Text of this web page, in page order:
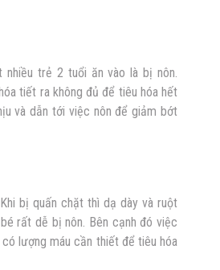
nhiềutrẻ 2 tuổi ăn vào là bị nôn.
tiết ra không đủ để tiêu hóa hết
và dẫn tới việc nôn để giảm bớt
bị quấn chặt thì dạ dày và ruột
rất dễ bị nôn. Bên cạnh đó việc
lượng máu cần thiết để tiêu hóa